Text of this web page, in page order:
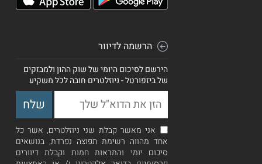
הרשמה לדיוור
הירשם לסיכום היומי של שוק ההון ולמבזקים
של ביזפורטל - ניוזלטרים חובה לכל משקיע
אני מאשר קבלת שני ניוזלטרים, אשר כל
אחד מהווה רשימת תפוצה נפרדת, בנושאים
סיכום יומי והתראות חמות וקבלת דיוורים